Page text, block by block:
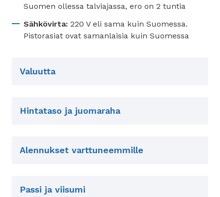
Suomen ollessa talviajassa, ero on 2 tuntia
Sähkövirta: 220 V eli sama kuin Suomessa.
Pistorasiat ovat samanlaisia kuin Suomessa
Valuutta
Hintataso ja juomaraha
Alennukset varttuneemmille
Passi ja viisumi